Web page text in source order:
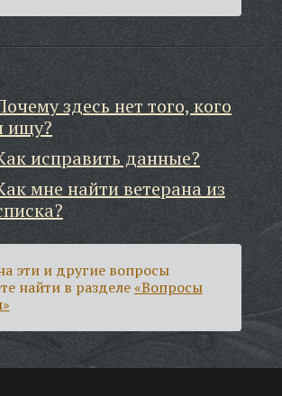
здесь нет того, кого
ищу?
исправить данные?
мне найти ветерана из
эти и другие вопросы
найти в разделе«Вопросы